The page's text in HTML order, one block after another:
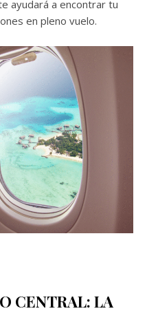
ayudará a encontrar tu
en pleno vuelo.
CENTRAL: LA